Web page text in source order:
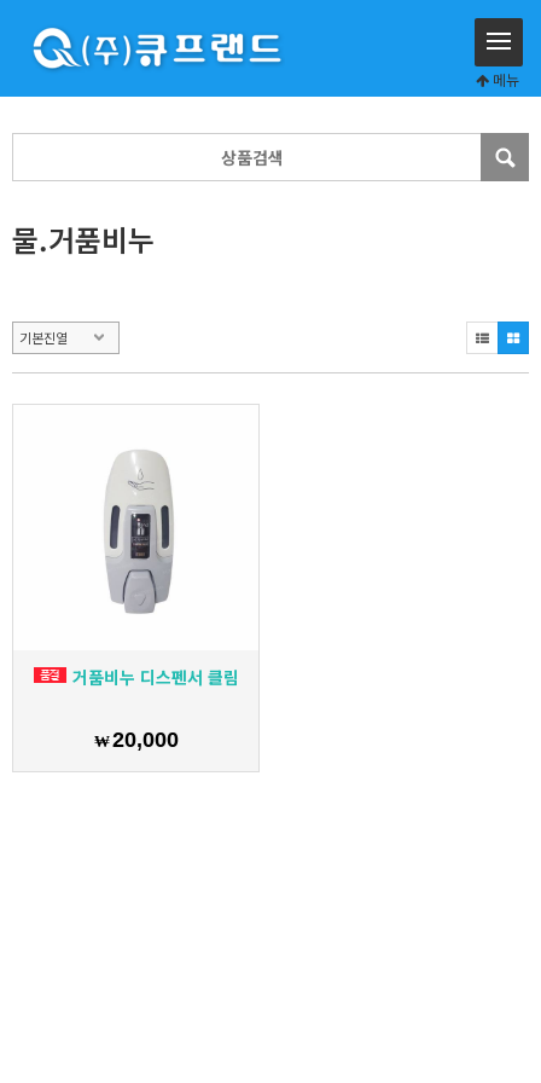
메뉴
물.거품비누
거품비누 디스펜서 클림
₩20,000